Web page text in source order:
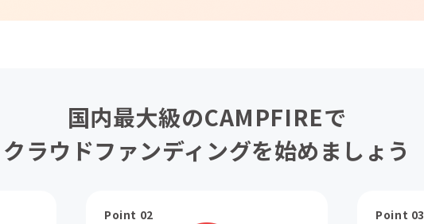
国内最大級のCAMPFIREで
クラウドファンディングを始めましょう
Point 02 Point 03